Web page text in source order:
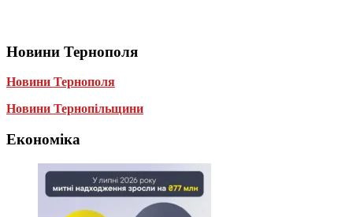
Новини Тернополя
Новини Тернополя
Новини Тернопільщини
Економіка